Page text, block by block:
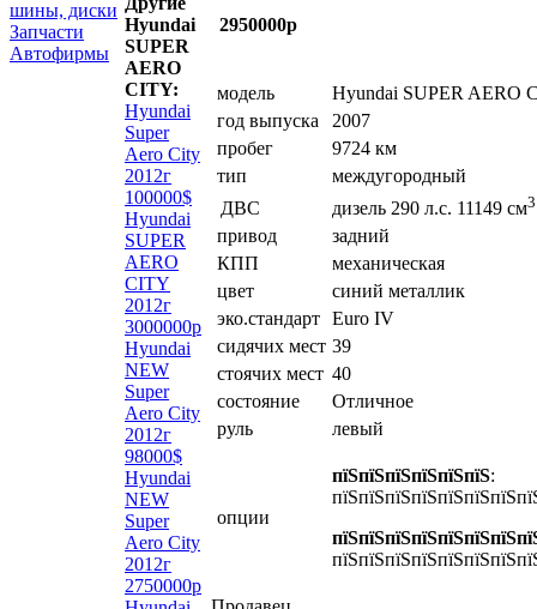
шины, диски
Запчасти
Автофирмы
Hyundai
SUPER
AERO
CITY:
Hyundai
Super
Aero City
2012г
100000$
Hyundai
SUPER
AERO
CITY
2012г
3000000р
Hyundai
NEW
Super
Aero City
2012г
98000$
Hyundai
NEW
Super
Aero City
2012г
2750000р
2950000р
модель
Hyundai SUPER AERO
год выпуска
2007
пробег
9724 км
тип
междугородный
ДВС
дизель 290 л.с. 11149 см3
привод
задний
КПП
механическая
цвет
синий металлик
эко.стандарт Euro IV
сидячих мест 39
стоячих мест 40
состояние
Отличное
руль
левый
опции
пїЅпїЅпїЅпїЅпїЅпїЅ: